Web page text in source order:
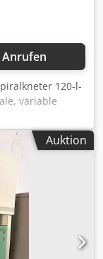
Anrufen
120-l-
variable
mit Timer, 3-
Auktion